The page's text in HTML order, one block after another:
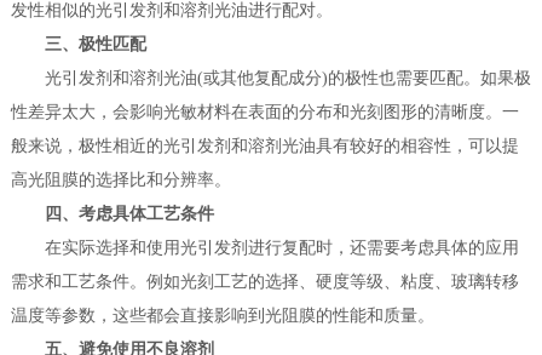
发性相似的光引发剂和溶剂光油进行配对。
三、极性匹配
光引发剂和溶剂光油(或其他复配成分)的极性也需要匹配。如果极
性差异太大，会影响光敏材料在表面的分布和光刻图形的清晰度。一
般来说，极性相近的光引发剂和溶剂光油具有较好的相容性，可以提
高光阻膜的选择比和分辨率。
四、考虑具体工艺条件
在实际选择和使用光引发剂进行复配时，还需要考虑具体的应用
需求和工艺条件。例如光刻工艺的选择、硬度等级、粘度、玻璃转移
温度等参数，这些都会直接影响到光阻膜的性能和质量。
五、避免使用不良溶剂